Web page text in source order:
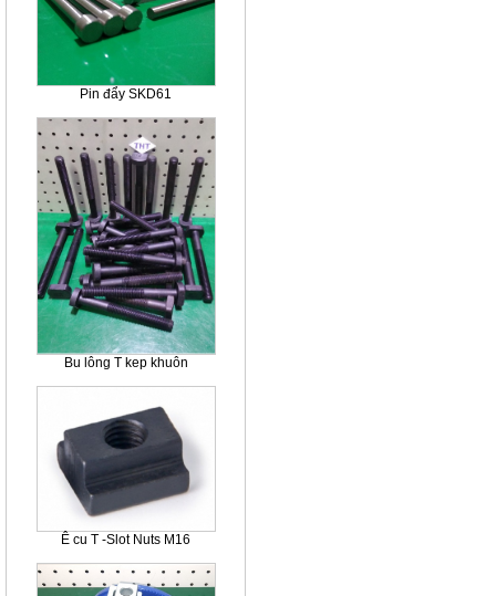
Pin đẩy SKD61
Bu lông T kep khuôn
Ê cu T -Slot Nuts M16